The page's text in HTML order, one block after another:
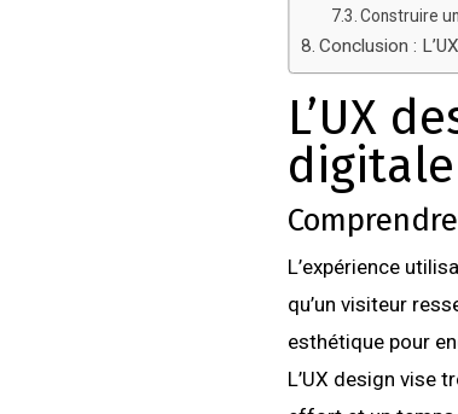
Construire
Conclusion :
L’UX
digitale
L’expérience
qu’un visiteur
esthétique pour
L’UX design vise